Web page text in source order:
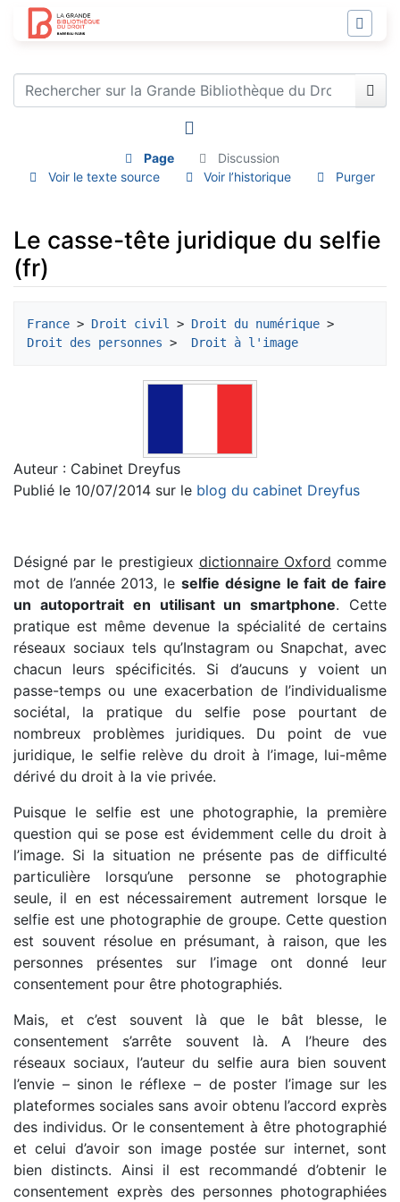
Page
Discussion
Voir le texte source
Voir l’historique Purger
Le casse-tête juridique du selfie
(fr)
France > Droit civil > Droit du numérique
Droit des personnes > Droit à l'image
Auteur : Cabinet Dreyfus
Publié le 10/07/2014 sur le blog du cabinet Dreyfus
Désigné par le prestigieux dictionnaire Oxford comme
mot de l’année 2013, le selfie désigne le fait de faire
un autoportrait en utilisant un smartphone. Cette
pratique est même devenue la spécialité de certains
réseaux sociaux tels qu’Instagram ou Snapchat, avec
chacun leurs spécificités. Si d’aucuns y voient un
passe-temps ou une exacerbation de l’individualisme
sociétal, la pratique du selfie pose pourtant de
nombreux problèmes juridiques. Du point de vue
juridique, le selfie relève du droit à l’image, lui-même
dérivé du droit à la vie privée.
Puisque le selfie est une photographie, la première
question qui se pose est évidemment celle du droit à
l’image. Si la situation ne présente pas de difficulté
particulière lorsqu’une personne se photographie
seule, il en est nécessairement autrement lorsque le
selfie est une photographie de groupe. Cette question
est souvent résolue en présumant, à raison, que les
personnes présentes sur l’image ont donné leur
consentement pour être photographiés.
Mais, et c’est souvent là que le bât blesse, le
consentement s’arrête souvent là. A l’heure des
réseaux sociaux, l’auteur du selfie aura bien souvent
l’envie – sinon le réflexe – de poster l’image sur les
plateformes sociales sans avoir obtenu l’accord exprès
des individus. Or le consentement à être photographié
et celui d’avoir son image postée sur internet, sont
bien distincts. Ainsi il est recommandé d’obtenir le
consentement exprès des personnes photographiées